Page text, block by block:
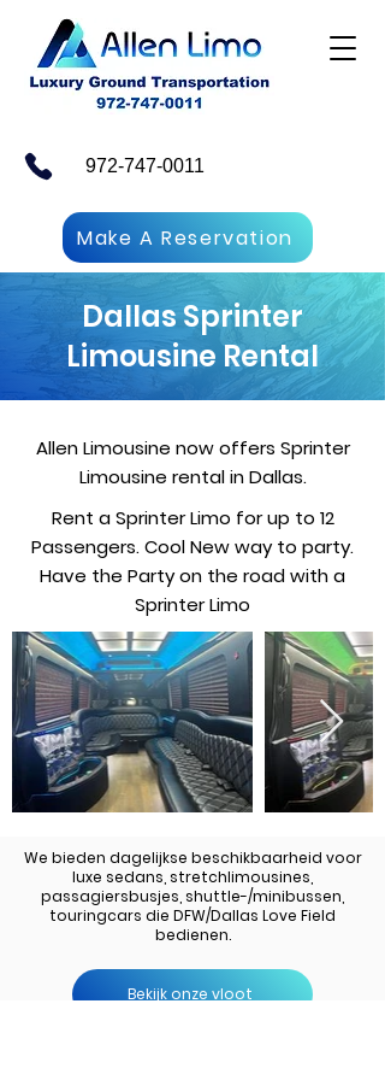
972-747-0011
Make A Reservation
Dallas Sprinter
Limousine Rental
Allen Limousine now offers Sprinter
Limousine rental in Dallas.
Rent a Sprinter Limo for up to 12
Passengers. Cool New way to party.
Have the Party on the road with a
Sprinter Limo
We bieden dagelijkse beschikbaarheid voor
luxe sedans, stretchlimousines,
passagiersbusjes, shuttle-/minibussen,
touringcars die DFW/Dallas Love Field
bedienen.
Bekijk onze vloot